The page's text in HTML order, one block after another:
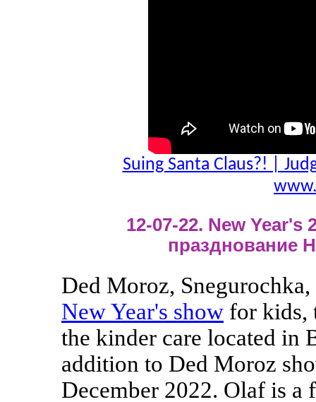
Suing Santa Claus?! |
12-07-22. New
празднование
Ded Moroz,
New Year's show for kids,
the kinder care located in
addition to Ded Moroz
December 2022. Olaf is